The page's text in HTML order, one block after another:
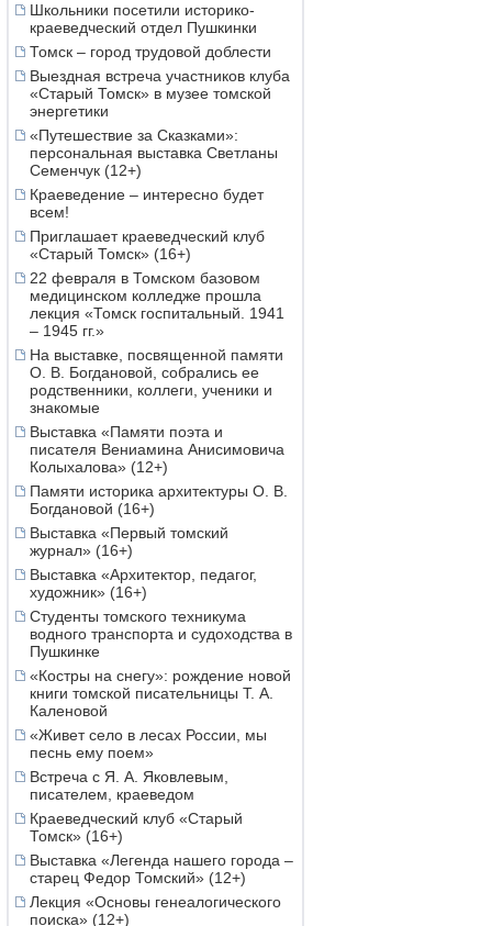
Школьники посетили историко-
краеведческий отдел Пушкинки
Томск – город трудовой доблести
Выездная встреча участников клуба
«Старый Томск» в музее томской
энергетики
«Путешествие за Сказками»:
персональная выставка Светланы
Семенчук (12+)
Краеведение – интересно будет
всем!
Приглашает краеведческий клуб
«Старый Томск» (16+)
22 февраля в Томском базовом
медицинском колледже прошла
лекция «Томск госпитальный. 1941
– 1945 гг.»
На выставке, посвященной памяти
О. В. Богдановой, собрались ее
родственники, коллеги, ученики и
знакомые
Выставка «Памяти поэта и
писателя Вениамина Анисимовича
Колыхалова» (12+)
Памяти историка архитектуры О. В.
Богдановой (16+)
Выставка «Первый томский
журнал» (16+)
Выставка «Архитектор, педагог,
художник» (16+)
Студенты томского техникума
водного транспорта и судоходства в
Пушкинке
«Костры на снегу»: рождение новой
книги томской писательницы Т. А.
Каленовой
«Живет село в лесах России, мы
песнь ему поем»
Встреча с Я. А. Яковлевым,
писателем, краеведом
Краеведческий клуб «Старый
Томск» (16+)
Выставка «Легенда нашего города –
старец Федор Томский» (12+)
Лекция «Основы генеалогического
поиска» (12+)